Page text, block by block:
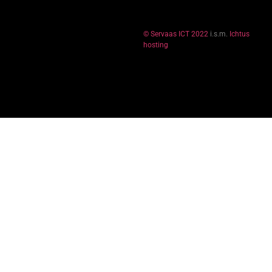
© Servaas ICT 2022 i.s.m. Ichtus
hosting